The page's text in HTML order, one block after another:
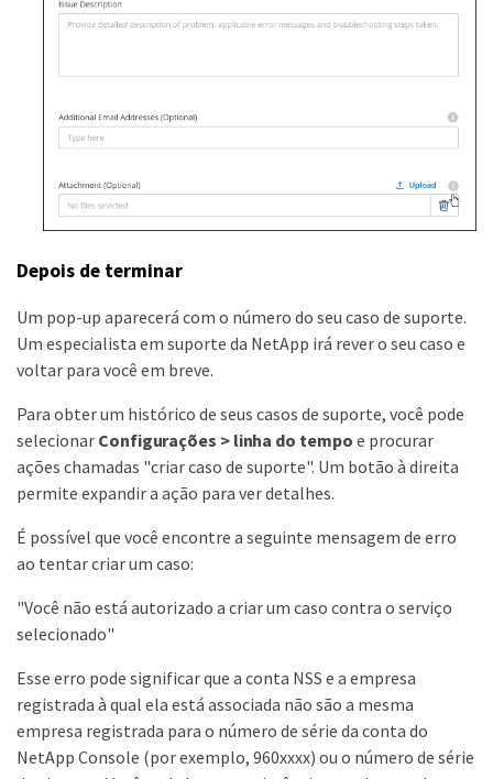
Depois de terminar
Um pop-up aparecerá com o número do seu caso de suporte.
Um especialista em suporte da NetApp irá rever o seu caso e
voltar para você em breve.
Para obter um histórico de seus casos de suporte, você pode
selecionar Configurações > linha do tempo e procurar
ações chamadas "criar caso de suporte". Um botão à direita
permite expandir a ação para ver detalhes.
É possível que você encontre a seguinte mensagem de erro
ao tentar criar um caso:
"Você não está autorizado a criar um caso contra o serviço
selecionado"
Esse erro pode significar que a conta NSS e a empresa
registrada à qual ela está associada não são a mesma
empresa registrada para o número de série da conta do
NetApp Console (por exemplo, 960xxxx) ou o número de série